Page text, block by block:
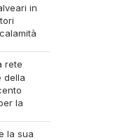
in
rete
della
la
la sua